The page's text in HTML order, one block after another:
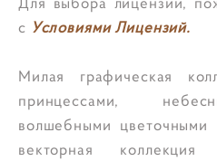
с Условиями Лицензий.
Милая графическая
принцессами,
волшебными
векторная